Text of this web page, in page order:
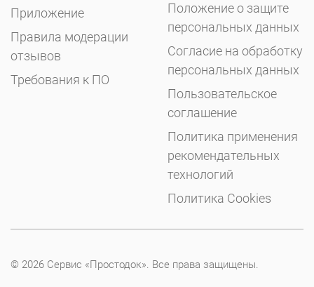
Приложение
Правила модерации
отзывов
Требования к ПО
Положение о защите
персональных данных
Согласие на обработку
персональных данных
Пользовательское
соглашение
Политика применения
рекомендательных
технологий
Политика Cookies
© 2026 Сервис «Простодок». Все права защищены.